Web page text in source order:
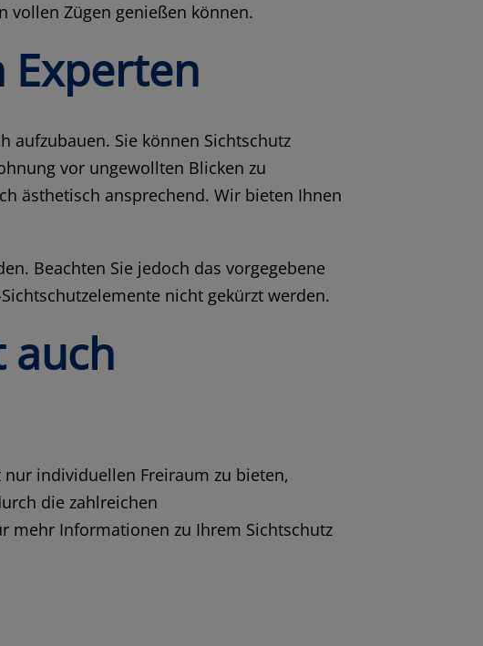
vollen Zügen genießen können.
Experten
aufzubauen. Sie können Sichtschutz
vor ungewollten Blicken zu
ästhetisch ansprechend. Wir bieten Ihnen
Beachten Sie jedoch das vorgegebene
nicht gekürzt werden.
auch
individuellen Freiraum zu bieten,
die zahlreichen
mehr Informationen zu Ihrem Sichtschutz